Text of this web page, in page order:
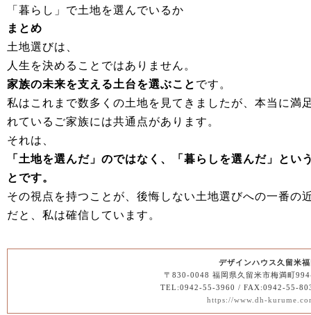
「暮らし」で土地を選んでいるか
まとめ
土地選びは、
人生を決めることではありません。
家族の未来を支える土台を選ぶこと です。
私はこれまで数多くの土地を見てきましたが、本当に満
れているご家族には共通点があります。
それは、
「土地を選んだ」のではなく、「暮らしを選んだ」とい
とです。
その視点を持つことが、後悔しない土地選びへの一番の
だと、私は確信しています。
デザインハウス久留米
〒830-0048 福岡県久留米市梅満町
TEL:0942-55-3960 / FAX:0942-55-
https://www.dh-